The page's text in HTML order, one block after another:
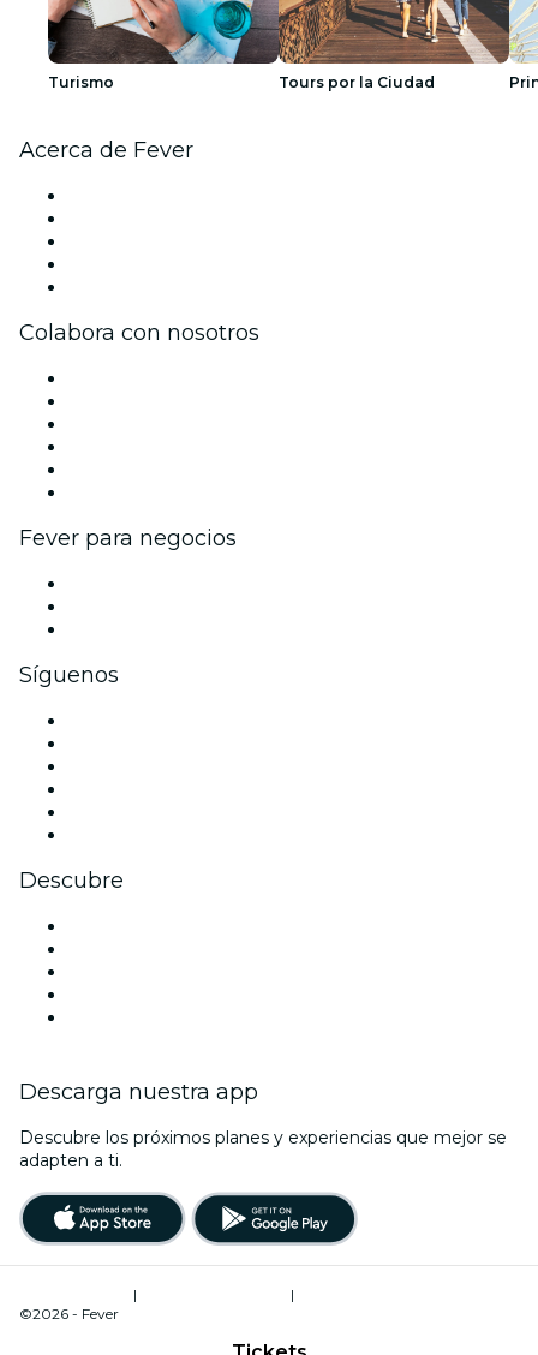
Turismo Tours por la Ciudad
Acerca de Fever
Colabora con nosotros
Fever para negocios
Síguenos
Descubre
Descarga nuestra app
Descubre los próximos planes y experiencias que mejor se
adapten a ti.
| |
©2026 - Fever